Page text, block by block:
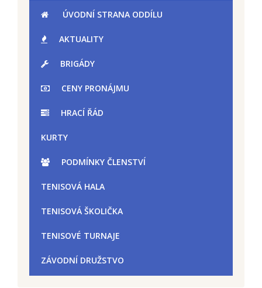
ÚVODNÍ STRANA ODDÍLU
AKTUALITY
BRIGÁDY
CENY PRONÁJMU
HRACÍ ŘÁD
KURTY
PODMÍNKY ČLENSTVÍ
TENISOVÁ HALA
TENISOVÁ ŠKOLIČKA
TENISOVÉ TURNAJE
ZÁVODNÍ DRUŽSTVO